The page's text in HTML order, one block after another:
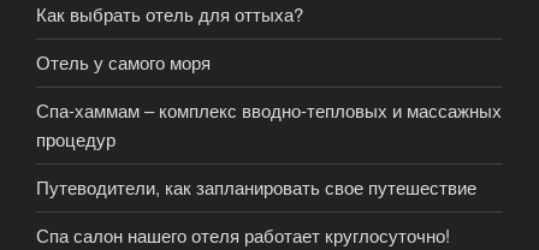
Как выбрать отель для оттыха?
Отель у самого моря
Спа-хаммам – комплекс вводно-тепловых и массажных
процедур
Путеводители, как запланировать свое путешествие
Спа салон нашего отеля работает круглосуточно!